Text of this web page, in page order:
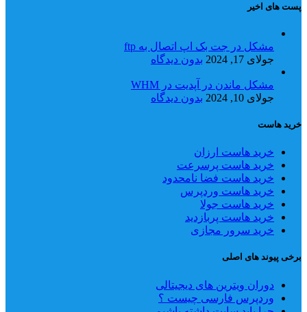
پست های اخیر
مشکل در جت بک اپ اتصال به ftp
جولای 17, 2024
بدون دیدگاه
مشکل ماندن در آپدیت در WHM
جولای 10, 2024
بدون دیدگاه
خرید هاست
خرید هاست ارزان
خرید هاست پرسرعت
خرید هاست فضا نامحدود
خرید هاست وردپرس
خرید هاست جولا
خرید هاست پربازدید
خرید سرور مجازی
برخی پیوند های اصلی
دوران ویترین های دیجیتالی
وردپرس فارسی چیست ؟